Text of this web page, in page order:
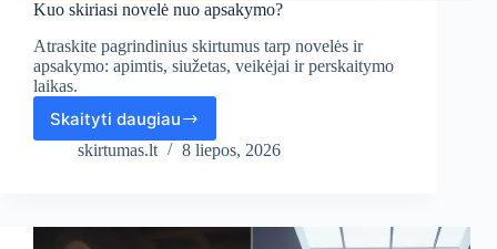
Kuo skiriasi novelė nuo apsakymo?
Atraskite pagrindinius skirtumus tarp novelės ir
apsakymo: apimtis, siužetas, veikėjai ir perskaitymo
laikas.
Skaityti daugiau
Kuo
skiriasi
skirtumas.lt 8 liepos, 2026